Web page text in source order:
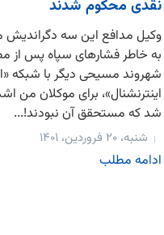
نقدی محکوم شدند
وکیل مدافع این سه
به خاطر فشارهای سپاه پس از
شهروند مسیحی دیگر با شبکه
اینترنشنال»، برای موکلان من
شد که مستحقق آن نبودند!...
شنبه، ۲۰ فروردین، ۱۴۰۱
ادامه مطلب